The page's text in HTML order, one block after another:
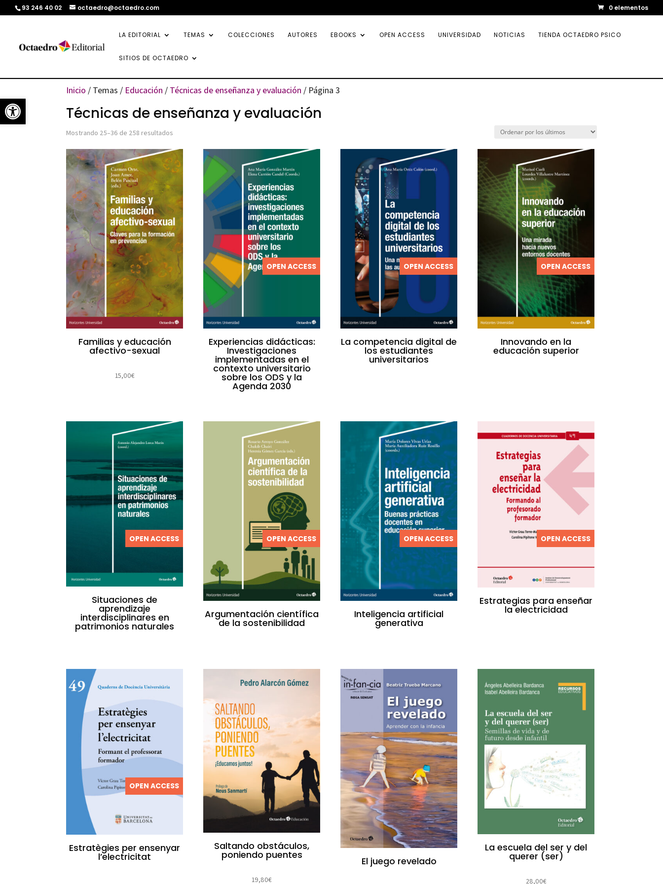
Abrir barra de herramientas
93 246 40 02 octaedro@octaedro.com 0 elementos
LA EDITORIAL TEMAS COLECCIONES AUTORES EBOOKS OPEN ACCESS UNIVERSIDAD NOTICIAS TIENDA OCTAEDRO PSICO
SITIOS DE OCTAEDRO
Inicio / Temas / Educación / Técnicas de enseñanza y evaluación / Página 3
Técnicas de enseñanza y evaluación
Mostrando 25–36 de 258 resultados
por
los
últimos
Familias y educación
afectivo-sexual
15,00€
OPEN ACCESS
Experiencias didácticas:
Investigaciones
implementadas en el
contexto universitario
sobre los ODS y la
Agenda 2030
OPEN ACCESS
La competencia digital de
los estudiantes
universitarios
OPEN ACCESS
Innovando en la
educación superior
OPEN ACCESS
Situaciones de
aprendizaje
interdisciplinares en
patrimonios naturales
OPEN ACCESS
Argumentación científica
de la sostenibilidad
OPEN ACCESS
Inteligencia artificial
generativa
OPEN ACCESS
Estrategias para enseñar
la electricidad
OPEN ACCESS
Estratègies per ensenyar
l’electricitat
Saltando obstáculos,
poniendo puentes
19,80€
El juego revelado
La escuela del ser y del
querer (ser)
28,00€